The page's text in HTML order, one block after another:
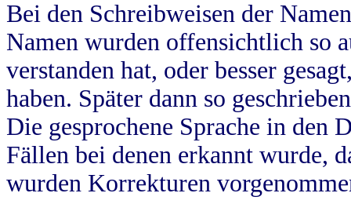
Bei den Schreibweisen der
Namen wurden offensichtlich so
verstanden hat, oder besser
haben. Später dann so
Die gesprochene Sprache in
Fällen bei denen erkannt wurde,
wurden Korrekturen